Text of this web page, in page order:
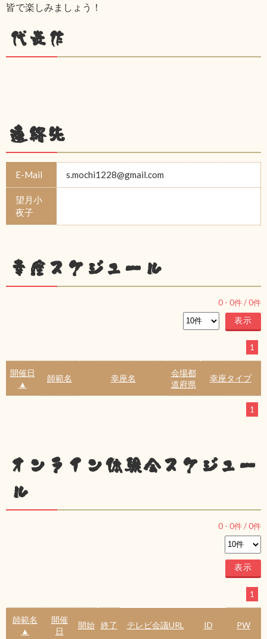
皆で楽しみましょう！
代表作
連絡先
E-Mail s.mochi1228@gmail.com
望月小
夜子
幸座スケジュール
0 - 0件 /0件
1
開催日
▲
師範名 幸座名
会場都
道府県
幸座タイプ
1
オンライン体験会スケジュー
ル
0 - 0件 /0件
1
師範名
▲
開催
日
開始 終了 テレビ会議URL ID PW